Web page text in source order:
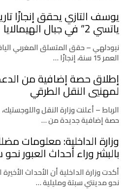
يوسف التازي يحقق إنجازًا
ياتسي 2” في جبال الهيمالايا
نيودلهي – حقق المتسلق المغربي
العمر 15 سنة، إنجازًا …
إطلاق حصة إضافية من
لمهنيي النقل الطرقي
الرباط – أعلنت وزارة النقل
حصة إضافية جديدة من …
وزارة الداخلية: معلومات
بالبشر وراء أحداث العبور
أكدت وزارة الداخلية أن الأحداث
نحو مدينتي سبتة ومليلية …